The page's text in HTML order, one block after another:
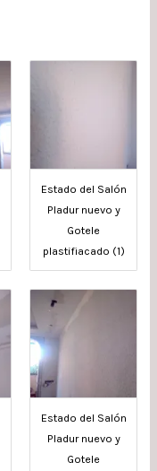
Estado del Salón
Pladur nuevo y
Gotele
plastifiacado (1)
Estado del Salón
Pladur nuevo y
Gotele